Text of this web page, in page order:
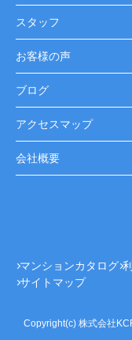
スタッフ
お客様の声
ブログ
アクセスマップ
会社概要
マンションカタログ
サイトマップ
Copyright(c) 株式会社